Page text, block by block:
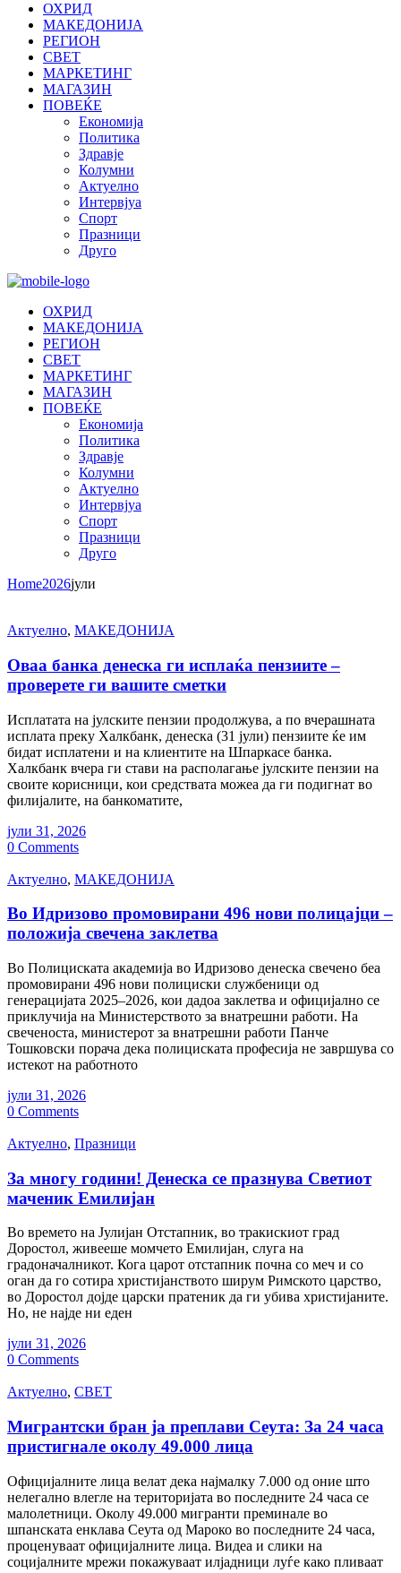
ОХРИД
МАКЕДОНИЈА
РЕГИОН
СВЕТ
МАРКЕТИНГ
МАГАЗИН
ПОВЕЌЕ
Економија
Политика
Здравје
Колумни
Актуелно
Интервјуа
Спорт
Празници
Друго
ОХРИД
МАКЕДОНИЈА
РЕГИОН
СВЕТ
МАРКЕТИНГ
МАГАЗИН
ПОВЕЌЕ
Економија
Политика
Здравје
Колумни
Актуелно
Интервјуа
Спорт
Празници
Друго
Home2026јули
Актуелно, МАКЕДОНИЈА
Оваа банка денеска ги исплаќа пензиите –
проверете ги вашите сметки
Исплатата на јулските пензии продолжува, а по вчерашната
исплата преку Халкбанк, денеска (31 јули) пензиите ќе им
бидат исплатени и на клиентите на Шпаркасе банка.
Халкбанк вчера ги стави на располагање јулските пензии на
своите корисници, кои средствата можеа да ги подигнат во
филијалите, на банкоматите,
јули 31, 2026
0 Comments
Актуелно, МАКЕДОНИЈА
Во Идризово промовирани 496 нови полицајци –
положија свечена заклетва
Во Полициската академија во Идризово денеска свечено беа
промовирани 496 нови полициски службеници од
генерацијата 2025–2026, кои дадоа заклетва и официјално се
приклучија на Министерството за внатрешни работи. На
свеченоста, министерот за внатрешни работи Панче
Тошковски порача дека полициската професија не завршува со
истекот на работното
јули 31, 2026
0 Comments
Актуелно, Празници
За многу години! Денеска се празнува Светиот
маченик Емилијан
Во времето на Јулијан Отстапник, во тракискиот град
Доростол, живееше момчето Емилијан, слуга на
градоначалникот. Кога царот отстапник почна со меч и со
оган да го сотира христијанството ширум Римското царство,
во Доростол дојде царски пратеник да ги убива христијаните.
Но, не најде ни еден
јули 31, 2026
0 Comments
Актуелно, СВЕТ
Мигрантски бран ја преплави Сеута: За 24 часа
пристигнале околу 49.000 лица
Официјалните лица велат дека најмалку 7.000 од оние што
нелегално влегле на територијата во последните 24 часа се
малолетници. Околу 49.000 мигранти преминале во
шпанската енклава Сеута од Мароко во последните 24 часа,
проценуваат официјалните лица. Видеа и слики на
социјалните мрежи покажуваат илјадници луѓе како пливаат